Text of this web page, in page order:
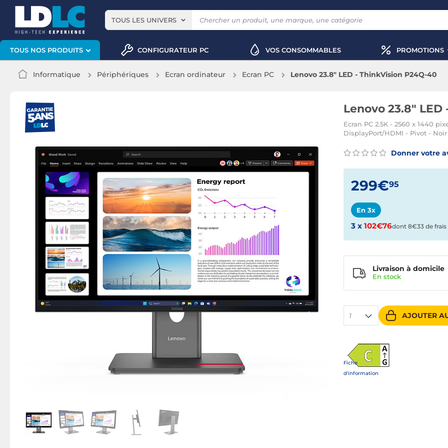
TOUS LES UNIVERS
TOUS NOS PRODUITS CONFIGURATEUR PC VOS CONSOMMABLES PROMOTIONS
Informatique Périphériques Ecran ordinateur Ecran PC Lenovo 23.8" LED - ThinkVision P24Q-40
Lenovo 23.8"
Ecran PC 2.5K - 2560 x 1440
DisplayPort/HDMI - Pivot - Noir
Donner votre
299€95
En 3x
3 x 102€76dont 8€33 de frais
1 AJOUTER
Livraison à domicile
En stock
Fiche
d'information